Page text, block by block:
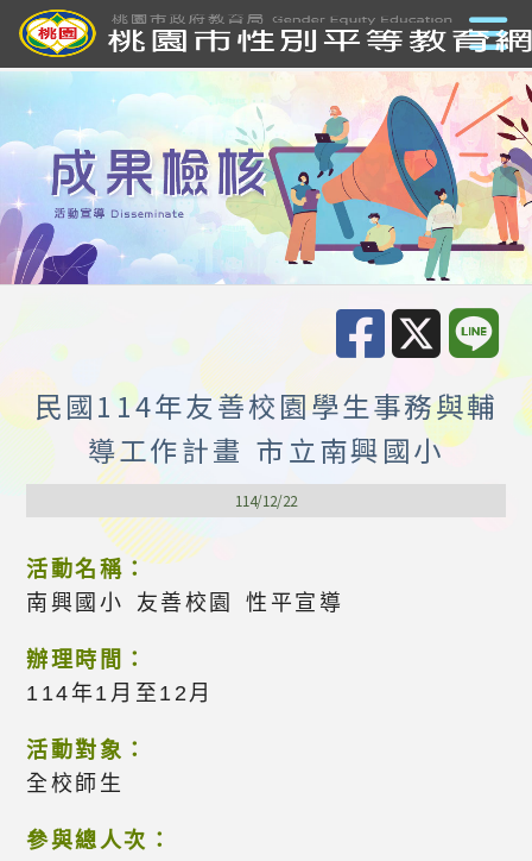
民國114年友善校園學生事務與輔
導工作計畫 市立南興國小
114/12/22
活動名稱：
南興國小 友善校園 性平宣導
辦理時間：
114年1月至12月
活動對象：
全校師生
參與總人次：